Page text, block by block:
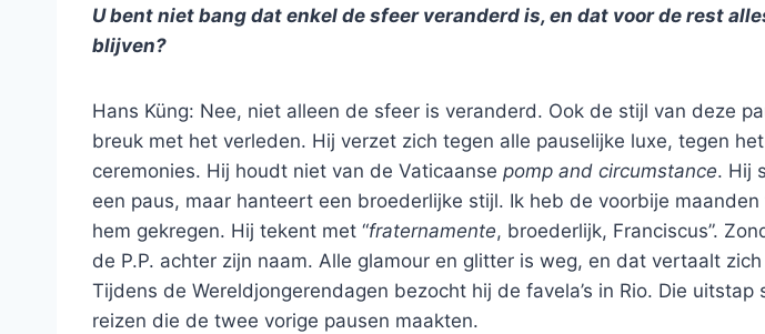
U bent niet bang dat enkel de sfeer veranderd is, en dat voor de rest
blijven?
Hans Küng: Nee, niet alleen de sfeer is veranderd. Ook de stijl van deze
breuk met het verleden. Hij verzet zich tegen alle pauselijke luxe, tegen
ceremonies. Hij houdt niet van de Vaticaanse pomp and circumstance. Hij
een paus, maar hanteert een broederlijke stijl. Ik heb de voorbije
hem gekregen. Hij tekent met “fraternamente, broederlijk, Franciscus”.
de P.P. achter zijn naam. Alle glamour en glitter is weg, en dat vertaalt
Tijdens de Wereldjongerendagen bezocht hij de favela’s in Rio. Die uitstap
reizen die de twee vorige pausen maakten.